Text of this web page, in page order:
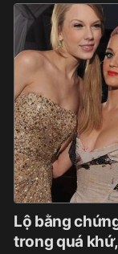
Lộ bằng
trong quá